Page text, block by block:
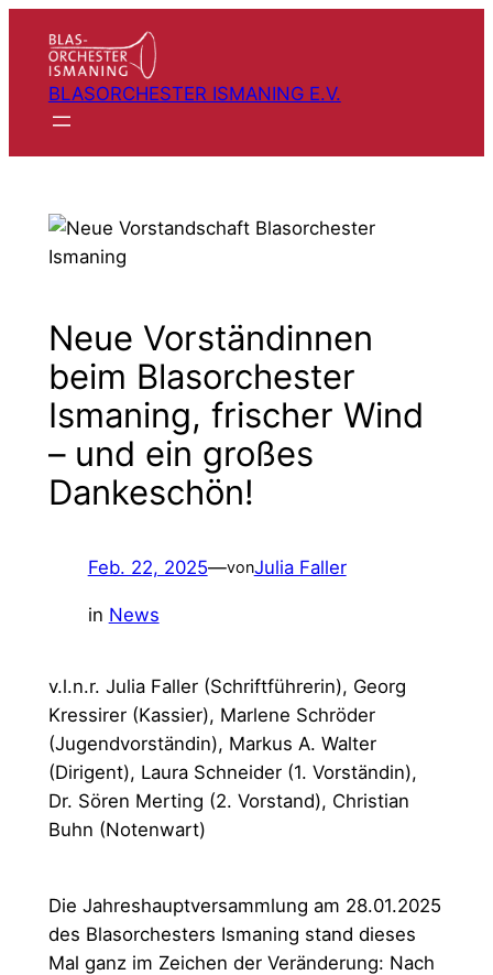
Inhalt
springen
BLASORCHESTER ISMANING E.V.
Neue Vorständinnen
beim Blasorchester
Ismaning, frischer Wind
– und ein großes
Dankeschön!
Feb. 22, 2025—vonJulia Faller
in News
v.l.n.r. Julia Faller (Schriftführerin), Georg
Kressirer (Kassier), Marlene Schröder
(Jugendvorständin), Markus A. Walter
(Dirigent), Laura Schneider (1. Vorständin),
Dr. Sören Merting (2. Vorstand), Christian
Buhn (Notenwart)
Die Jahreshauptversammlung am 28.01.2025
des Blasorchesters Ismaning stand dieses
Mal ganz im Zeichen der Veränderung: Nach